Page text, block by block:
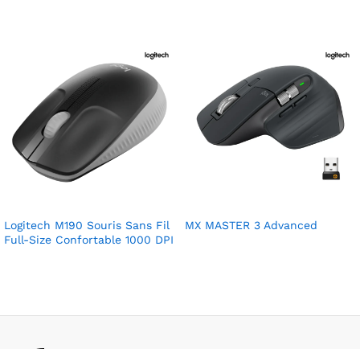
Logitech M190 Souris Sans Fil
Full-Size Confortable 1000 DPI
MX MASTER 3 Advanced